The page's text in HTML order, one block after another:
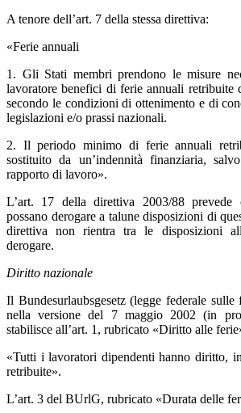
A tenore dell’art. 7 della stessa direttiva:
«Ferie annuali
1. Gli Stati membri prendono le misure
lavoratore benefici di ferie annuali retribuite
secondo le condizioni di ottenimento e di
legislazioni e/o prassi nazionali.
2. Il periodo minimo di ferie annuali
sostituito da un’indennità finanziaria,
rapporto di lavoro».
L’art. 17 della direttiva 2003/88
possano derogare a talune disposizioni di
direttiva non rientra tra le disposizioni
derogare.
Diritto nazionale
Il Bundesurlaubsgesetz (legge federale
nella versione del 7 maggio 2002 (in
stabilisce all’art. 1, rubricato «Diritto alle
«Tutti i lavoratori dipendenti hanno diritto,
retribuite».
L’art. 3 del BUrlG, rubricato «Durata delle